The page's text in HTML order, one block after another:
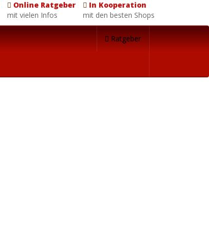
Online Ratgeber
mit vielen Infos
In Kooperation
mit den besten Shops
Ratgeber